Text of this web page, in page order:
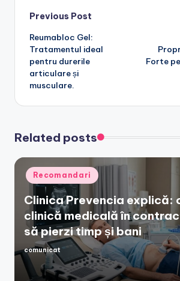
Post
navigation
Previous Post
Reumabloc Gel:
Tratamentul ideal
pentru durerile
articulare și
musculare.
Forte
Related posts
Posted
in
Recomandari
Clinica Prevencia explică:
clinică medicală în
să pierzi timp și bani
Posted
by
comunicat